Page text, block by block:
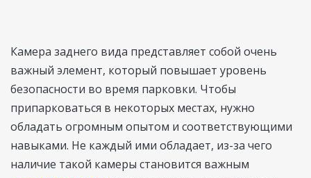
Камера заднего вида представляет собой очень
важный элемент, который повышает уровень
безопасности во время парковки. Чтобы
припарковаться в некоторых местах, нужно
обладать огромным опытом и соответствующими
навыками. Не каждый ими обладает, из-за чего
наличие такой камеры становится важным